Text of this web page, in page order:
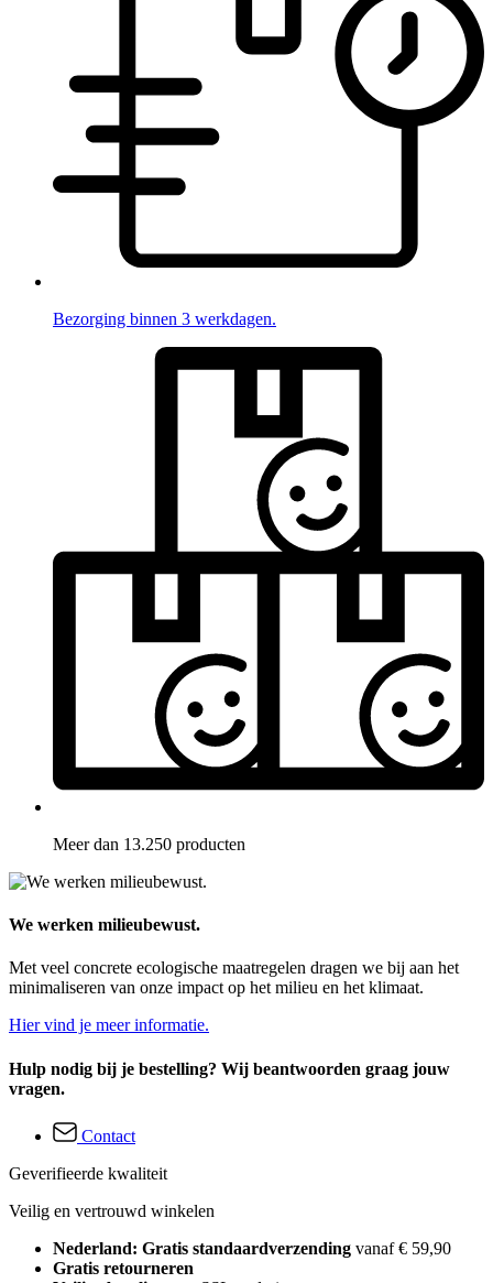
Bezorging binnen 3 werkdagen.
Meer dan 13.250 producten
We werken milieubewust.
Met veel concrete ecologische maatregelen dragen we bij aan het
minimaliseren van onze impact op het milieu en het klimaat.
Hier vind je meer informatie.
Hulp nodig bij je bestelling? Wij beantwoorden graag jouw
vragen.
Contact
Geverifieerde kwaliteit
Veilig en vertrouwd winkelen
Nederland: Gratis standaardverzending vanaf € 59,90
Gratis retourneren